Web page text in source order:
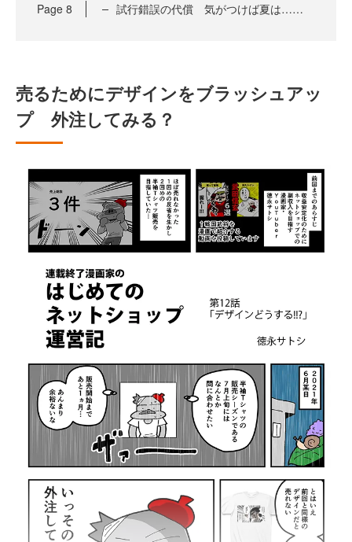
Page 8 試行錯誤の代償 気がつけば夏は……
売るためにデザインをブラッシュアッ
プ 外注してみる？